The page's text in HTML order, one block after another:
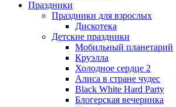
Праздники
Праздники для взрослых
Дискотека
Детские праздники
Мобильный планетарий
Круэлла
Холодное сердце 2
Алиса в стране чудес
Black White Hard Party
Блогерская вечеринка